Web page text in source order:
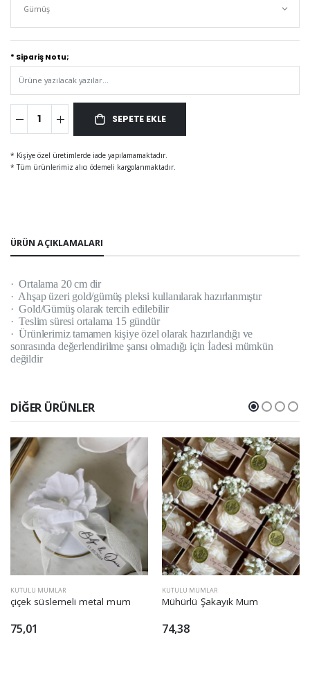
* Sipariş Notu;
SEPETE EKLE
* Kişiye özel üretimlerde iade yapılamamaktadır.
* Tüm ürünlerimiz alıcı ödemeli kargolanmaktadır.
ÜRÜN AÇIKLAMALARI
· Ortalama 20 cm dir
· Ahşap üzeri gold/gümüş pleksi kullanılarak hazırlanmıştır
· Gold/Gümüş olarak tercih edilebilir
· Teslim süresi ortalama 15 gündür
· Ürünlerimiz tamamen kişiye özel olarak hazırlandığı ve
sonrasında değerlendirilme şansı olmadığı için İadesi mümkün
değildir
DIĞER ÜRÜNLER
KUTULU MUMLAR
çiçek süslemeli metal mum
75,01
KUTULU MUMLAR
Mühürlü Şakayık Mum
74,38